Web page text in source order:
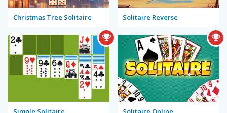
Christmas Tree Solitaire Solitaire Reverse